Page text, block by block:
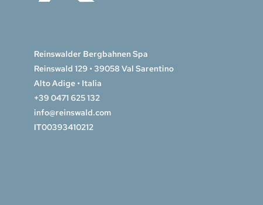
Reinswalder Bergbahnen Spa
Reinswald 129 • 39058 Val Sarentino
Alto Adige • Italia
+39 0471 625 132
info@reinswald.com
IT00393410212